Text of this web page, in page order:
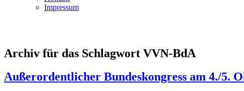
Impressum
Archiv für das Schlagwort VVN-BdA
Außerordentlicher Bundeskongress am 4./5.